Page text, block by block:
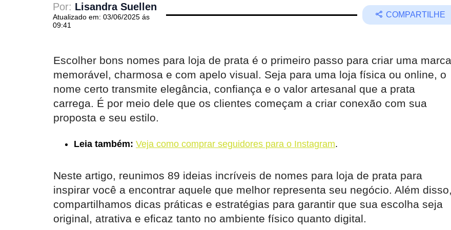
Por: Lisandra Suellen
Atualizado em: 03/06/2025 ás
09:41
COMPARTILHE
Escolher bons nomes para loja de prata é o primeiro passo para criar uma marca
memorável, charmosa e com apelo visual. Seja para uma loja física ou online, o
nome certo transmite elegância, confiança e o valor artesanal que a prata
carrega. É por meio dele que os clientes começam a criar conexão com sua
proposta e seu estilo.
Leia também: Veja como comprar seguidores para o Instagram.
Neste artigo, reunimos 89 ideias incríveis de nomes para loja de prata para
inspirar você a encontrar aquele que melhor representa seu negócio. Além disso,
compartilhamos dicas práticas e estratégias para garantir que sua escolha seja
original, atrativa e eficaz tanto no ambiente físico quanto digital.